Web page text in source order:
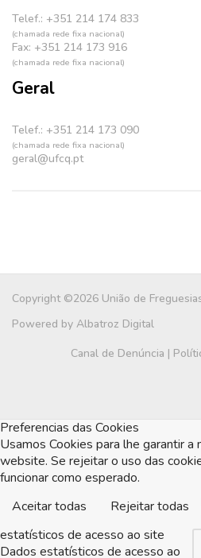
Telef.: +351 214 174 833
(chamada rede fixa nacional)
Fax: +351 214 173 916
(chamada rede fixa nacional)
Geral
Telef.: +351 214 173 090
(chamada rede fixa nacional)
geral@ufcq.pt
Copyright ©2026 União de
Powered by Albatroz Digital
Canal de Denúncia |
Preferencias das Cookies
Usamos Cookies para lhe garantir a
website. Se rejeitar o uso das
funcionar como esperado.
Aceitar todas
Rejeitar todas
estatísticos de acesso ao site
Dados estatísticos de acesso ao